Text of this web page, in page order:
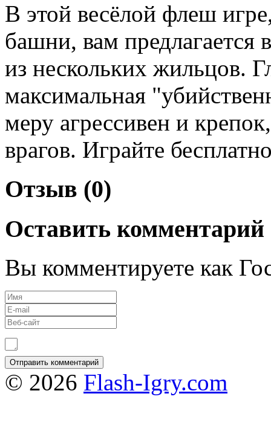
В этой весёлой флеш
башни, вам предлагается
из нескольких жильцов.
максимальная
меру агрессивен и
врагов. Играйте
Отзыв (0)
Оставить комментарий
Вы комментируете как
© 2026 Flash-Igry.com